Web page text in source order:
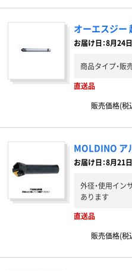
オーエスジー
お届け日：8月24日
商品タイプ・販
直送品
販売価格(税
MOLDINO ア
お届け日：8月21日
外径・使用イン
あります
直送品
販売価格(税